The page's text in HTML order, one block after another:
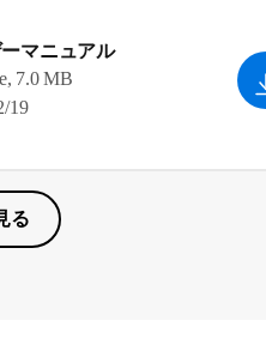
マニュアル
7.0 MB
19
る